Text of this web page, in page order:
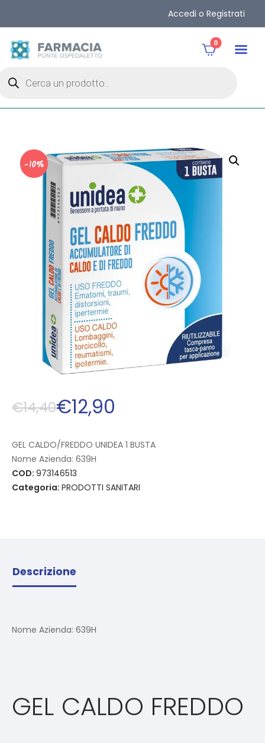
Accedi o Registrati
0
-10%
€14,40€12,90
GEL CALDO/FREDDO UNIDEA 1 BUSTA
Nome Azienda: 639H
COD: 973146513
Categoria: PRODOTTI SANITARI
Descrizione
Nome Azienda: 639H
GEL CALDO FREDDO